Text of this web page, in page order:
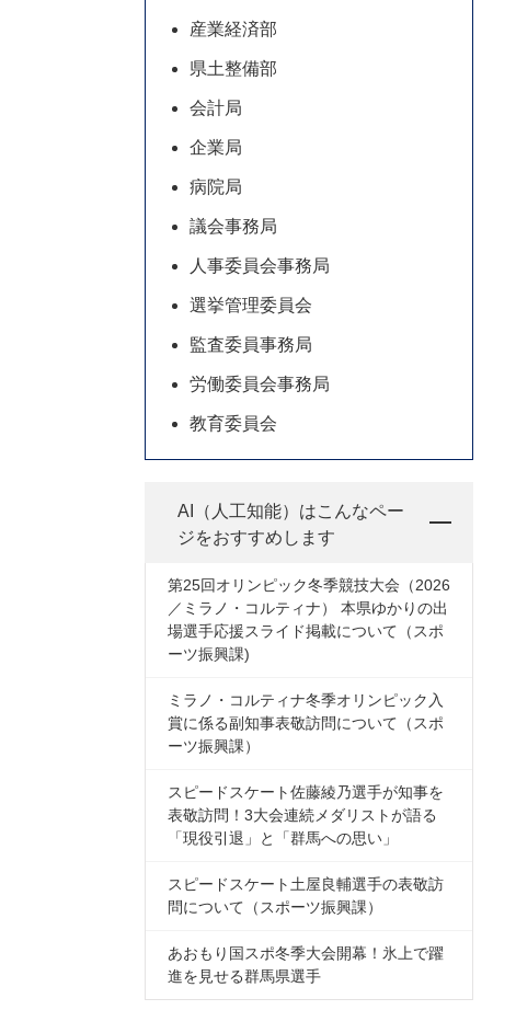
産業経済部
県土整備部
会計局
企業局
病院局
議会事務局
人事委員会事務局
選挙管理委員会
監査委員事務局
労働委員会事務局
教育委員会
AI（人工知能）はこんなペー
ジをおすすめします
第25回オリンピック冬季競技大会（2026
／ミラノ・コルティナ） 本県ゆかりの出
場選手応援スライド掲載について（スポ
ーツ振興課)
ミラノ・コルティナ冬季オリンピック入
賞に係る副知事表敬訪問について（スポ
ーツ振興課）
スピードスケート佐藤綾乃選手が知事を
表敬訪問！3大会連続メダリストが語る
「現役引退」と「群馬への思い」
スピードスケート土屋良輔選手の表敬訪
問について（スポーツ振興課）
あおもり国スポ冬季大会開幕！氷上で躍
進を見せる群馬県選手